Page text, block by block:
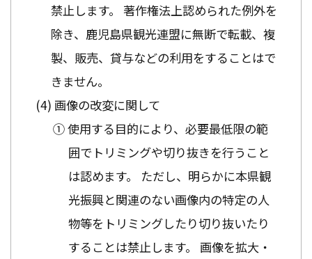
禁止します。 著作権法上認められた例外を
除き、鹿児島県観光連盟に無断で転載、複
製、販売、貸与などの利用をすることはで
きません。
画像の改変に関して
① 使用する目的により、必要最低限の範
囲でトリミングや切り抜きを行うこと
は認めます。 ただし、明らかに本県観
光振興と関連のない画像内の特定の人
物等をトリミングしたり切り抜いたり
することは禁止します。 画像を拡大・